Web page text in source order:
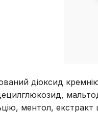
діоксид
ментол, екстракт